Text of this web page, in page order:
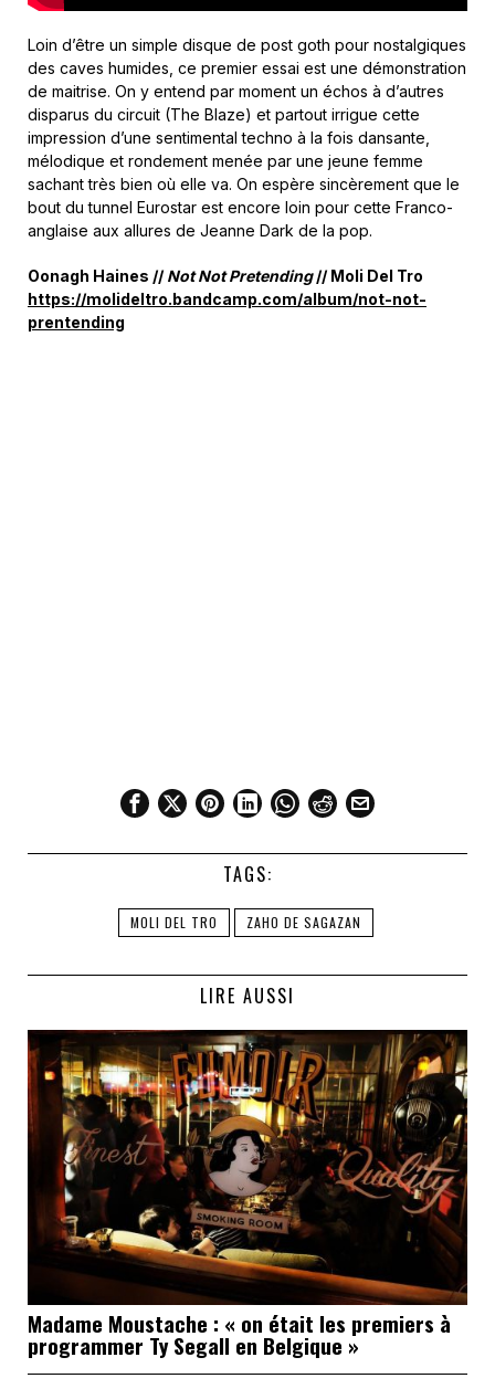
Loin d’être un simple disque de post goth pour nostalgiques
des caves humides, ce premier essai est une démonstration
de maitrise. On y entend par moment un échos à d’autres
disparus du circuit (The Blaze) et partout irrigue cette
impression d’une sentimental techno à la fois dansante,
mélodique et rondement menée par une jeune femme
sachant très bien où elle va. On espère sincèrement que le
bout du tunnel Eurostar est encore loin pour cette Franco-
anglaise aux allures de Jeanne Dark de la pop.
Oonagh Haines // Not Not Pretending// Moli Del Tro
https://molideltro.bandcamp.com/album/not-not-
prentending
TAGS:
MOLI DEL TRO ZAHO DE SAGAZAN
LIRE AUSSI
Madame Moustache : « on était les premiers à
programmer Ty Segall en Belgique »